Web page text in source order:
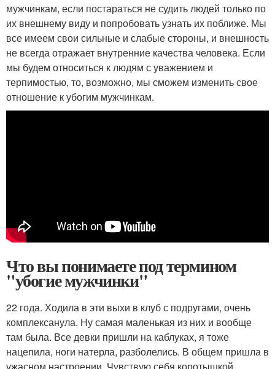
мужчинкам, если постараться не судить людей только по
их внешнему виду и попробовать узнать их поближе. Мы
все имеем свои сильные и слабые стороны, и внешность
не всегда отражает внутренние качества человека. Если
мы будем относиться к людям с уважением и
терпимостью, то, возможно, мы сможем изменить свое
отношение к убогим мужчинкам.
Что вы понимаете под термином
"убогие мужчинки"
22 года. Ходила в эти выхи в клуб с подругами, очень
комплексанула. Ну самая маленькая из них и вообще
там была. Все девки пришли на каблуках, я тоже
нацепила, ноги натерла, разболелись. В общем пришла в